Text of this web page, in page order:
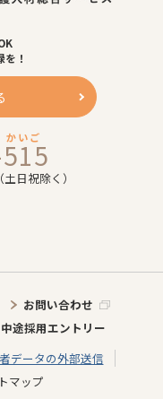
！
かいご
日祝除く）
お問い合わせ
途採用エントリー
データの外部送信
マップ